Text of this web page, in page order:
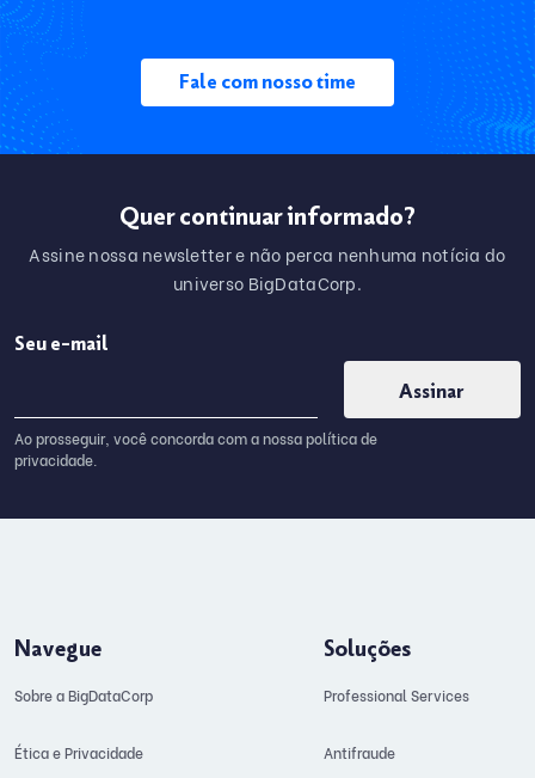
Fale com nosso time
Quer continuar informado?
Assine nossa newsletter e não perca nenhuma notícia do
universo BigDataCorp.
Seu e-mail
Ao prosseguir, você concorda com a nossa política de
privacidade.
Navegue
Sobre a BigDataCorp
Ética e Privacidade
Soluções
Professional Services
Antifraude